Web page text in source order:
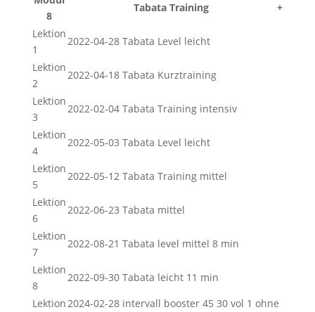
8
Tabata Training
+
Lektion
1
2022-04-28 Tabata Level leicht
Lektion
2
2022-04-18 Tabata Kurztraining
Lektion
3
2022-02-04 Tabata Training intensiv
Lektion
4
2022-05-03 Tabata Level leicht
Lektion
5
2022-05-12 Tabata Training mittel
Lektion
6
2022-06-23 Tabata mittel
Lektion
7
2022-08-21 Tabata level mittel 8 min
Lektion
8
2022-09-30 Tabata leicht 11 min
Lektion2024-02-28 intervall booster 45 30 vol 1 ohne